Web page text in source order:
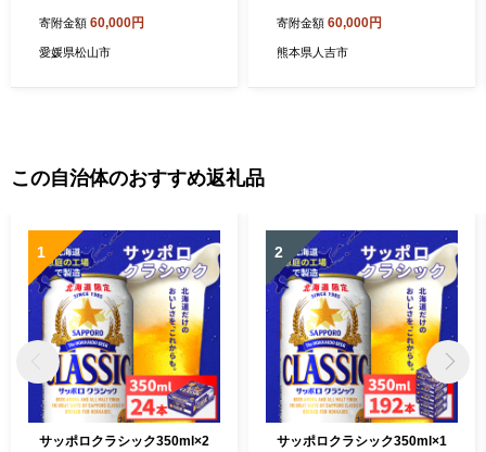
すまる 出汁 だし 海鮮 出汁
だし 万能 出汁 だし 調味料
寄附金額 60,000円
愛媛県松山市
馬肉
寄附金額 60,000円
熊本県人吉市
この自治体のおすすめ返礼品
1
サッポロクラシック350ml×2
2
サッポロクラシック350ml×1